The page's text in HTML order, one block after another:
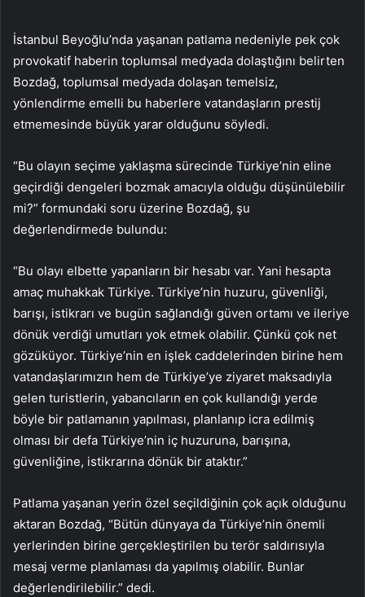
İstanbul Beyoğlu’nda yaşanan patlama nedeniyle pek çok
provokatif haberin toplumsal medyada dolaştığını belirten
Bozdağ, toplumsal medyada dolaşan temelsiz,
yönlendirme emelli bu haberlere vatandaşların prestij
etmemesinde büyük yarar olduğunu söyledi.
“Bu olayın seçime yaklaşma sürecinde Türkiye’nin eline
geçirdiği dengeleri bozmak amacıyla olduğu düşünülebilir
mi?” formundaki soru üzerine Bozdağ, şu
değerlendirmede bulundu:
“Bu olayı elbette yapanların bir hesabı var. Yani hesapta
amaç muhakkak Türkiye. Türkiye’nin huzuru, güvenliği,
barışı, istikrarı ve bugün sağlandığı güven ortamı ve ileriye
dönük verdiği umutları yok etmek olabilir. Çünkü çok net
gözüküyor. Türkiye’nin en işlek caddelerinden birine hem
vatandaşlarımızın hem de Türkiye’ye ziyaret maksadıyla
gelen turistlerin, yabancıların en çok kullandığı yerde
böyle bir patlamanın yapılması, planlanıp icra edilmiş
olması bir defa Türkiye’nin iç huzuruna, barışına,
güvenliğine, istikrarına dönük bir ataktır.”
Patlama yaşanan yerin özel seçildiğinin çok açık olduğunu
aktaran Bozdağ, “Bütün dünyaya da Türkiye’nin önemli
yerlerinden birine gerçekleştirilen bu terör saldırısıyla
mesaj verme planlaması da yapılmış olabilir. Bunlar
değerlendirilebilir.” dedi.